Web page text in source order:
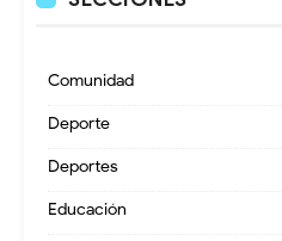
Comunidad
Deporte
Deportes
Educación